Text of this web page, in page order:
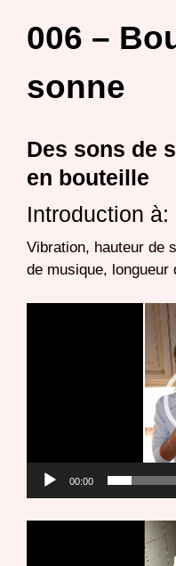
006 –
sonne
Des sons de
en bouteille
Introduction à:
Vibration, hauteur de
de musique, longueur
00:00